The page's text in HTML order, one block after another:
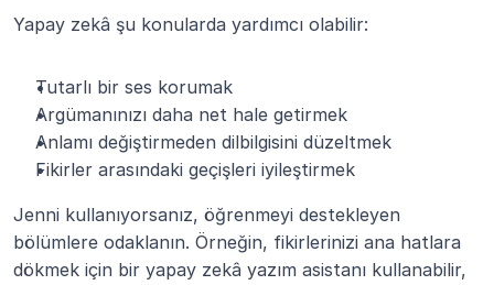
Yapay zekâ şu konularda yardımcı olabilir:
Tutarlı bir ses korumak
Argümanınızı daha net hale getirmek
Anlamı değiştirmeden dilbilgisini düzeltmek
Fikirler arasındaki geçişleri iyileştirmek
Jenni kullanıyorsanız, öğrenmeyi destekleyen
bölümlere odaklanın. Örneğin, fikirlerinizi ana hatlara
dökmek için bir yapay zekâ yazım asistanı kullanabilir,